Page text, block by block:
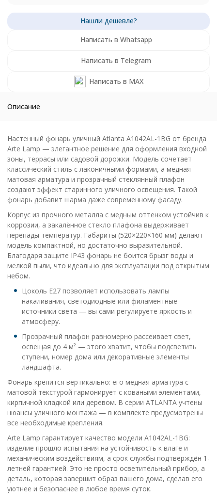
Написать в Whatsapp
Написать в Telegram
Написать в MAX
Описание
Настенный фонарь уличный Atlanta A1042AL-1BG от бренда
Arte Lamp — элегантное решение для оформления входной
зоны, террасы или садовой дорожки. Модель сочетает
классический стиль с лаконичными формами, а медная
матовая арматура и прозрачный стеклянный плафон
создают эффект старинного уличного освещения. Такой
фонарь добавит шарма даже современному фасаду.
Корпус из прочного металла с медным оттенком устойчив к
коррозии, а закалённое стекло плафона выдерживает
перепады температур. Габариты (520×220×160 мм) делают
модель компактной, но достаточно выразительной.
Благодаря защите IP43 фонарь не боится брызг воды и
мелкой пыли, что идеально для эксплуатации под открытым
небом.
Цоколь E27 позволяет использовать лампы
накаливания, светодиодные или филаментные
источники света — вы сами регулируете яркость и
атмосферу.
Прозрачный плафон равномерно рассеивает свет,
освещая до 4 м² — этого хватит, чтобы подсветить
ступени, номер дома или декоративные элементы
ландшафта.
Фонарь крепится вертикально: его медная арматура с
матовой текстурой гармонирует с коваными элементами,
кирпичной кладкой или деревом. В серии ATLANTA учтены
нюансы уличного монтажа — в комплекте предусмотрены
все необходимые крепления.
Arte Lamp гарантирует качество модели A1042AL-1BG:
изделие прошло испытания на устойчивость к влаге и
механическим воздействиям, а срок службы подтверждён 1-
летней гарантией. Это не просто осветительный прибор, а
деталь, которая завершит образ вашего дома, сделав его
уютнее и безопаснее в любое время суток.